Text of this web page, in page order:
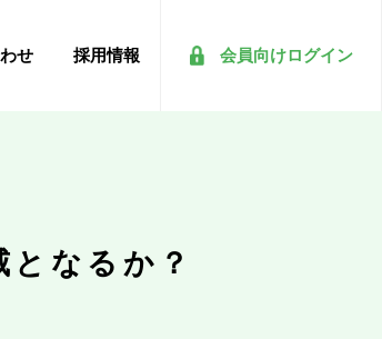
せ 採用情報 会員向けログイン
なるか？